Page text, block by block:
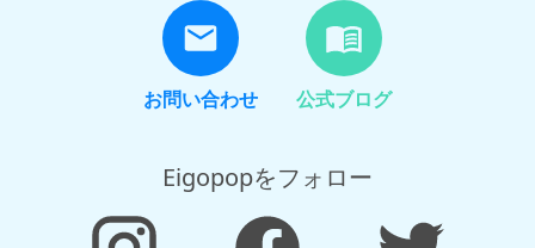
お問い合わせ 公式ブログ
Eigopopをフォロー